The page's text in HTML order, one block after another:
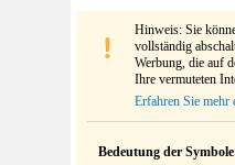
Hinweis: Sie
vollständig
Werbung, die auf
Ihre vermuteten
Erfahren Sie mehr
Bedeutung der